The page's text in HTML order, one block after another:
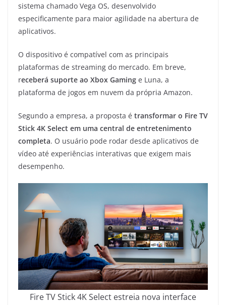
sistema chamado Vega OS, desenvolvido
especificamente para maior agilidade na abertura de
aplicativos.
O dispositivo é compatível com as principais
plataformas de streaming do mercado. Em breve,
receberá suporte ao Xbox Gaming e Luna, a
plataforma de jogos em nuvem da própria Amazon.
Segundo a empresa, a proposta é transformar o Fire TV
Stick 4K Select em uma central de entretenimento
completa. O usuário pode rodar desde aplicativos de
vídeo até experiências interativas que exigem mais
desempenho.
Fire TV Stick 4K Select estreia nova interface